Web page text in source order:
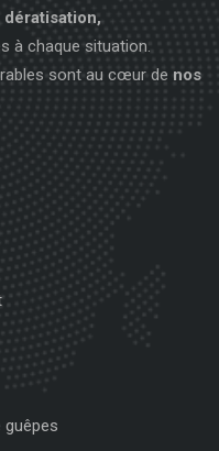
à chaque situation.
sont au cœur de nos